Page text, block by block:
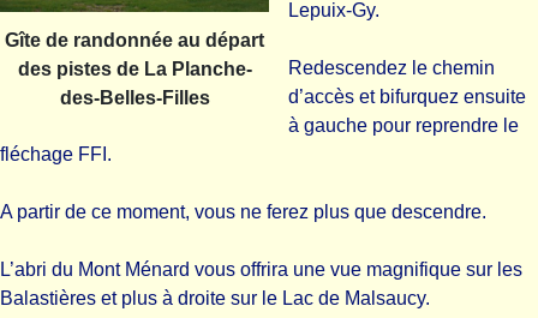
Gîte de randonnée au départ
des pistes de La Planche-
des-Belles-Filles
Lepuix-Gy.
Redescendez le chemin
d’accès et bifurquez ensuite
à gauche pour reprendre le
fléchage FFI.
A partir de ce moment, vous ne ferez plus que descendre.
L’abri du Mont Ménard vous offrira une vue magnifique sur les
Balastières et plus à droite sur le Lac de Malsaucy.